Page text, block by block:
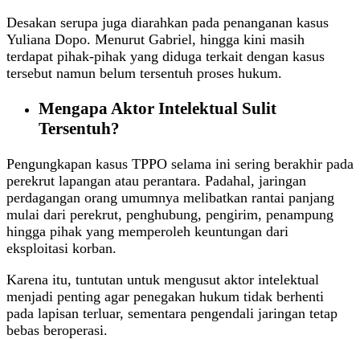
Desakan serupa juga diarahkan pada penanganan kasus
Yuliana Dopo. Menurut Gabriel, hingga kini masih
terdapat pihak-pihak yang diduga terkait dengan kasus
tersebut namun belum tersentuh proses hukum.
Mengapa Aktor Intelektual Sulit
Tersentuh?
Pengungkapan kasus TPPO selama ini sering berakhir pada
perekrut lapangan atau perantara. Padahal, jaringan
perdagangan orang umumnya melibatkan rantai panjang
mulai dari perekrut, penghubung, pengirim, penampung
hingga pihak yang memperoleh keuntungan dari
eksploitasi korban.
Karena itu, tuntutan untuk mengusut aktor intelektual
menjadi penting agar penegakan hukum tidak berhenti
pada lapisan terluar, sementara pengendali jaringan tetap
bebas beroperasi.